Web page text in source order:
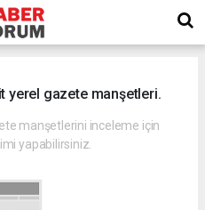
yerel gazete manşetleri.
manşetlerini inceleme için
yapabilirsiniz.